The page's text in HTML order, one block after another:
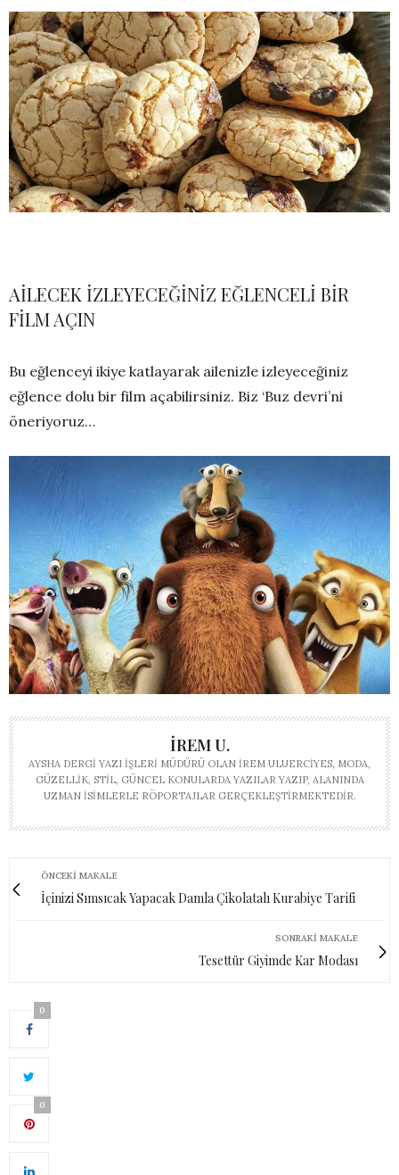
AİLECEK İZLEYECEĞİNİZ EĞLENCELİ BİR
FİLM AÇIN
Bu eğlenceyi ikiye katlayarak ailenizle izleyeceğiniz
eğlence dolu bir film açabilirsiniz. Biz ‘Buz devri’ni
öneriyoruz…
İREM U.
AYSHA DERGI YAZI İŞLERI MÜDÜRÜ OLAN İREM ULUERCIYES, MODA,
GÜZELLIK, STIL, GÜNCEL KONULARDA YAZILAR YAZIP, ALANINDA
UZMAN ISIMLERLE RÖPORTAJLAR GERÇEKLEŞTIRMEKTEDIR.
ÖNCEKI MAKALE
İçinizi Sımsıcak Yapacak Damla Çikolatalı Kurabiye Tarifi
SONRAKI MAKALE
Tesettür Giyimde Kar Modası
0
0